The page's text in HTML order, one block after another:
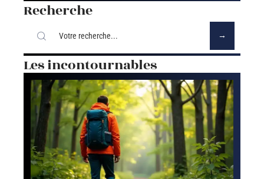
Recherche
Les incontournables